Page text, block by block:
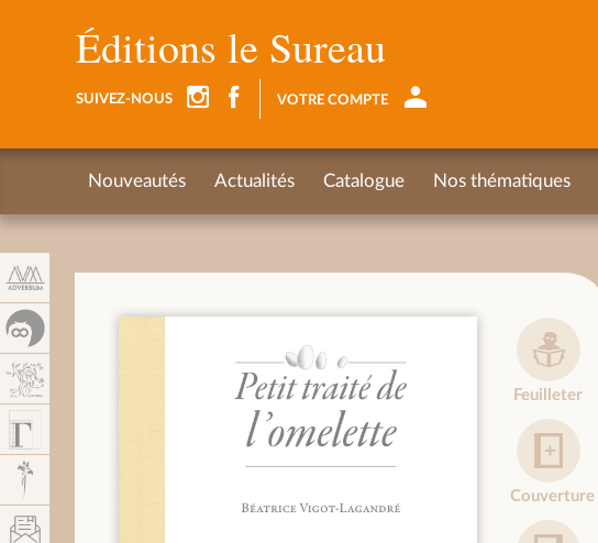
Feuilleter
Couverture
Éditions le Sureau
SUIVEZ-NOUS VOTRE COMPTE
Nouveautés Actualités Catalogue Nos thématiques